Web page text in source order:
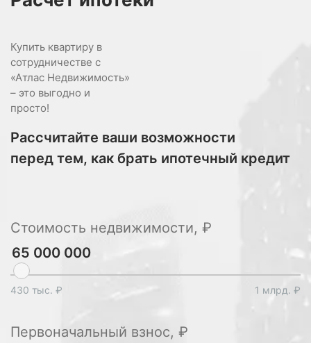
Купить квартиру в
сотрудничестве с
«Атлас Недвижимость»
– это выгодно и
просто!
Рассчитайте ваши возможности
перед тем, как брать ипотечный кредит
Стоимость недвижимости, ₽
430 тыс. ₽ 1 млрд. ₽
Первоначальный взнос, ₽